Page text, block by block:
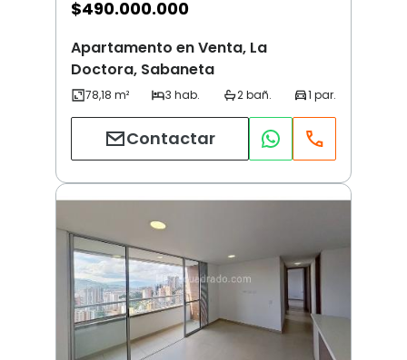
$490.000.000
Apartamento en Venta, La
Doctora, Sabaneta
Contactar